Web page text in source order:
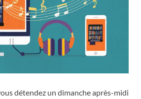
détendez un dimanche après-midi